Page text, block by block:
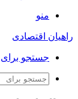
منو
راهیان اقتصادی
جستجو برای